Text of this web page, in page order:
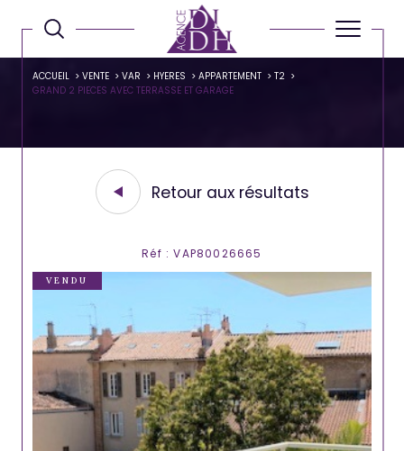
ACCUEIL VENTE VAR HYERES APPARTEMENT
T2
GRAND 2 PIECES AVEC TERRASSE ET GARAGE
Retour aux résultats
Réf : VAP80026665
VENDU